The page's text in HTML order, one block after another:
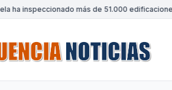
ha inspeccionado más de 51.000